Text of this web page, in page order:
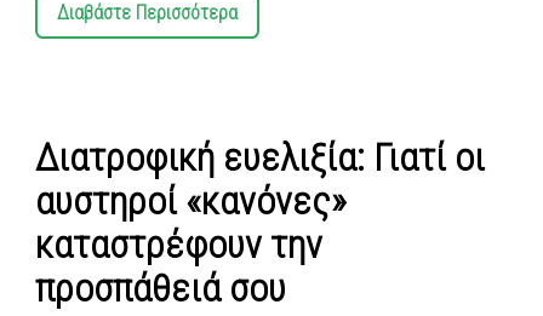
Διαβάστε Περισσότερα
Διατροφική ευελιξία: Γιατί οι
αυστηροί «κανόνες»
καταστρέφουν την
προσπάθειά σου